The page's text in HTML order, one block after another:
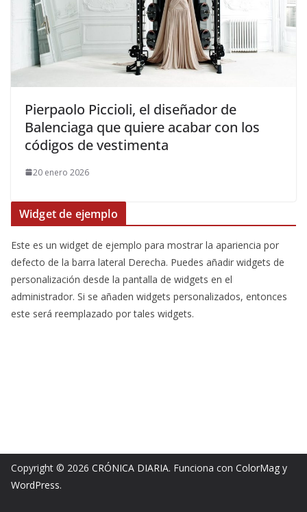
​Pierpaolo Piccioli, el diseñador de
Balenciaga que quiere acabar con los
códigos de vestimenta
20 enero 2026
Widget de ejemplo
Este es un widget de ejemplo para mostrar la apariencia por
defecto de la barra lateral Derecha. Puedes añadir widgets de
personalización desde la pantalla de widgets en el
administrador. Si se añaden widgets personalizados, entonces
este será reemplazado por tales widgets.
Copyright © 2026 CRÓNICA DIARIA. Funciona con ColorMag y
WordPress.